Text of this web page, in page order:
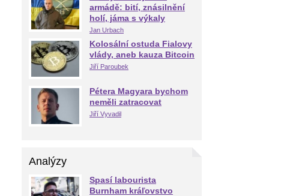
armádě: bití, znásilnění
holí, jáma s výkaly
Jan Urbach
Kolosální ostuda Fialovy
vlády, aneb kauza Bitcoin
Jiří Paroubek
Pétera Magyara bychom
neměli zatracovat
Jiří Vyvadil
Analýzy
Spasí labourista
Burnham kráľovstvo